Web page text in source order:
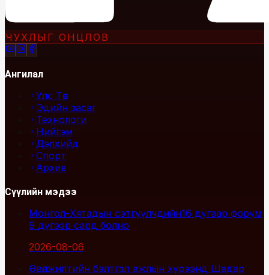
ЧУХЛЫГ ОНЦЛОВ
Ангилал
Улс Төр
Эдийн засаг
Технологи
Нийгэм
Дэлхийд
Спорт
Архив
Сүүлийн мэдээ
Монгол-Хятадын сэтгүүлчдийн16 дугаар форум
9 дүгээр сард болно
2026-08-06
Өвөлжилтийн бэлтгэл ажлын хүрээнд Шадар